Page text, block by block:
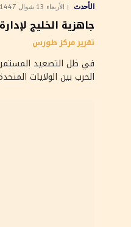
الأحدث الأربعاء 13 شوال 1447هـ 1-4-2026م
جاهزية الخليج
تقرير مركز طورس
في ظل التصعيد
الحرب بين الولايات